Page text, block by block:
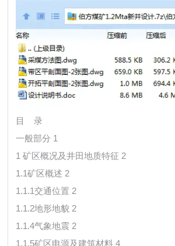
目 录
一般部分 1
1 矿区概况及井田地质特征 2
1.1矿区概述 2
1.1.1交通位置 2
1.1.2地形地貌 2
1.1.4气象地震 2
1.1.5矿区电源及建筑材料 4